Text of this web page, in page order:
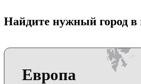
Найдите нужный город в
Европа